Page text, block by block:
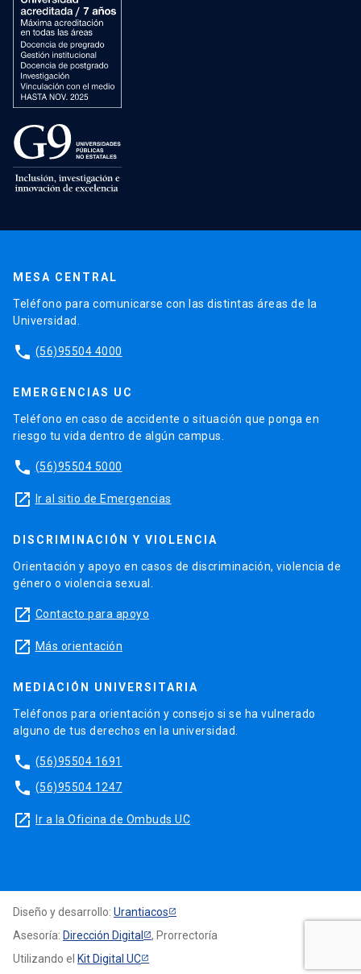
MESA CENTRAL
Teléfono para comunicarse con las distintas áreas de la
Universidad.
phone (56)95504 4000
EMERGENCIAS UC
Teléfono en caso de accidente o situación que ponga en
riesgo tu vida dentro de algún campus.
phone (56)95504 5000
launch Ir al sitio de Emergencias
DISCRIMINACIÓN Y VIOLENCIA
Orientación y apoyo en casos de discriminación, violencia de
género o violencia sexual.
launch Contacto para apoyo
launch Más orientación
MEDIACIÓN UNIVERSITARIA
Teléfonos para orientación y consejo si se ha vulnerado
alguno de tus derechos en la universidad.
phone (56)95504 1691
phone (56)95504 1247
launch Ir a la Oficina de Ombuds UC
Diseño y desarrollo: Urantiacos
Asesoría: Dirección Digital
, Prorrectoría
Utilizando el Kit Digital UC